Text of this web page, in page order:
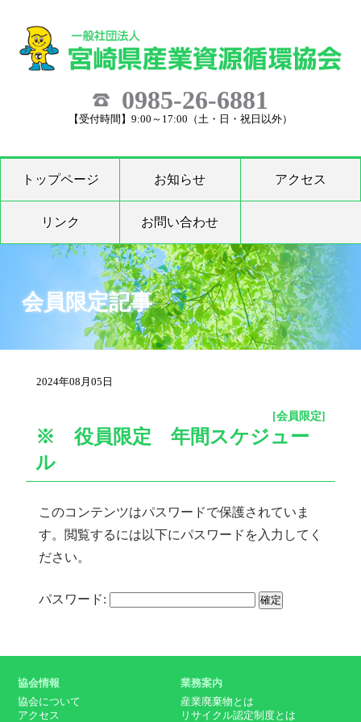
0985-26-6881
【受付時間】9:00～17:00（土・日・祝日以外）
トップページ お知らせ アクセス
リンク お問い合わせ
会員限定記事
2024年08月05日
[会員限定]
※ 役員限定 年間スケジュー
ル
このコンテンツはパスワードで保護されていま
す。閲覧するには以下にパスワードを入力してく
ださい。
パスワード:
協会情報
協会について
アクセス
業務案内
産業廃棄物とは
リサイクル認定制度とは